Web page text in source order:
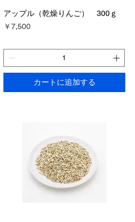
アップル（乾燥りんご） 300ｇ
価格
￥7,500
カートに追加する